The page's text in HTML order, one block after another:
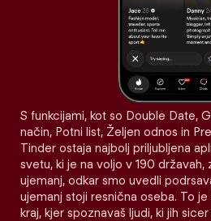
S funkcijami, kot so Double Date,
način, Potni list, Željen odnos in
Tinder ostaja najbolj priljubljena
svetu, ki je na voljo v 190
ujemanj, odkar smo uvedli
ujemanj stoji resnična oseba. To
kraj, kjer spoznavaš ljudi, ki jih